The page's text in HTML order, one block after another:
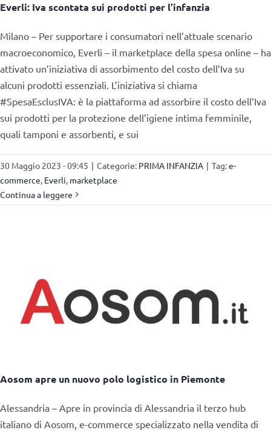
Everli: Iva scontata sui prodotti per l’infanzia
Milano – Per supportare i consumatori nell’attuale scenario
macroeconomico, Everli – il marketplace della spesa online – ha
attivato un’iniziativa di assorbimento del costo dell’Iva su
alcuni prodotti essenziali. L’iniziativa si chiama
#SpesaEsclusIVA: è la piattaforma ad assorbire il costo dell’Iva
sui prodotti per la protezione dell’igiene intima femminile,
quali tamponi e assorbenti, e sui
30 Maggio 2023 - 09:45 | Categorie: PRIMA INFANZIA | Tag:e-
commerce, Everli, marketplace
Continua a leggere
Aosom apre un nuovo polo logistico in Piemonte
Alessandria – Apre in provincia di Alessandria il terzo hub
italiano di Aosom, e-commerce specializzato nella vendita di